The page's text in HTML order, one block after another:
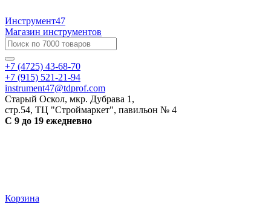
Инструмент47
Магазин инструментов
+7 (4725) 43-68-70
+7 (915) 521-21-94
instrument47@tdprof.com
Старый Оскол, мкр. Дубрава 1,
стр.54, ТЦ "Строймаркет", павильон № 4
С 9 до 19 ежедневно
Корзина